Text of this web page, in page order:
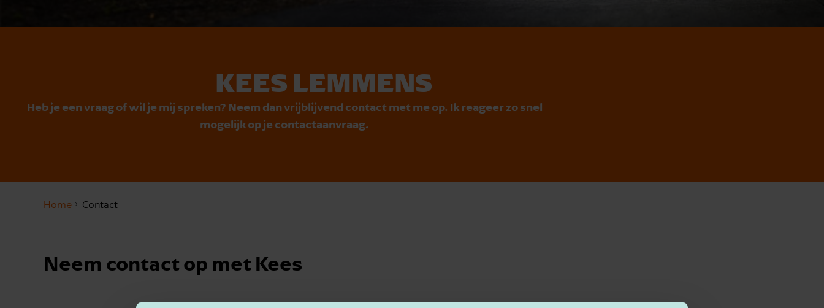
KEES LEMMENS
Heb je een vraag of wil je mij spreken? Neem dan vrijblijvend contact met me op. Ik reageer zo snel
mogelijk op je contactaanvraag.
Home Contact
Neem contact op met Kees